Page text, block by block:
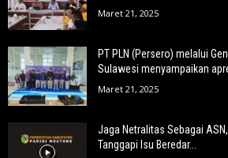
Maret 21, 2025
PT PLN (Persero) melalui
Sulawesi menyampaikan
Maret 21, 2025
Jaga Netralitas Sebagai
Tanggapi Isu Beredar...